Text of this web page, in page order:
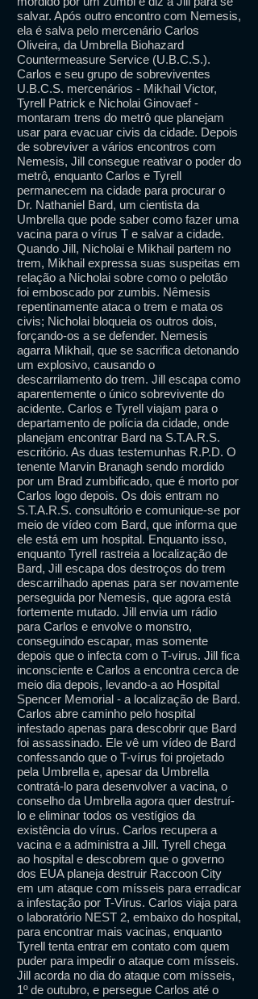
salvar. Após outro encontro com Nemesis,
ela é salva pelo mercenário Carlos
Oliveira, da Umbrella Biohazard
Countermeasure Service (U.B.C.S.).
Carlos e seu grupo de sobreviventes
U.B.C.S. mercenários - Mikhail Victor,
Tyrell Patrick e Nicholai Ginovaef -
montaram trens do metrô que planejam
usar para evacuar civis da cidade. Depois
de sobreviver a vários encontros com
Nemesis, Jill consegue reativar o poder do
metrô, enquanto Carlos e Tyrell
permanecem na cidade para procurar o
Dr. Nathaniel Bard, um cientista da
Umbrella que pode saber como fazer uma
vacina para o vírus T e salvar a cidade.
Quando Jill, Nicholai e Mikhail partem no
trem, Mikhail expressa suas suspeitas em
relação a Nicholai sobre como o pelotão
foi emboscado por zumbis. Nêmesis
repentinamente ataca o trem e mata os
civis; Nicholai bloqueia os outros dois,
forçando-os a se defender. Nemesis
agarra Mikhail, que se sacrifica detonando
um explosivo, causando o
descarrilamento do trem. Jill escapa como
aparentemente o único sobrevivente do
acidente. Carlos e Tyrell viajam para o
departamento de polícia da cidade, onde
planejam encontrar Bard na S.T.A.R.S.
escritório. As duas testemunhas R.P.D. O
tenente Marvin Branagh sendo mordido
por um Brad zumbificado, que é morto por
Carlos logo depois. Os dois entram no
S.T.A.R.S. consultório e comunique-se por
meio de vídeo com Bard, que informa que
ele está em um hospital. Enquanto isso,
enquanto Tyrell rastreia a localização de
Bard, Jill escapa dos destroços do trem
descarrilhado apenas para ser novamente
perseguida por Nemesis, que agora está
fortemente mutado. Jill envia um rádio
para Carlos e envolve o monstro,
conseguindo escapar, mas somente
depois que o infecta com o T-virus. Jill fica
inconsciente e Carlos a encontra cerca de
meio dia depois, levando-a ao Hospital
Spencer Memorial - a localização de Bard.
Carlos abre caminho pelo hospital
infestado apenas para descobrir que Bard
foi assassinado. Ele vê um vídeo de Bard
confessando que o T-vírus foi projetado
pela Umbrella e, apesar da Umbrella
contratá-lo para desenvolver a vacina, o
conselho da Umbrella agora quer destruí-
lo e eliminar todos os vestígios da
existência do vírus. Carlos recupera a
vacina e a administra a Jill. Tyrell chega
ao hospital e descobrem que o governo
dos EUA planeja destruir Raccoon City
em um ataque com mísseis para erradicar
a infestação por T-Virus. Carlos viaja para
o laboratório NEST 2, embaixo do hospital,
para encontrar mais vacinas, enquanto
Tyrell tenta entrar em contato com quem
puder para impedir o ataque com mísseis.
Jill acorda no dia do ataque com mísseis,
1º de outubro, e persegue Carlos até o